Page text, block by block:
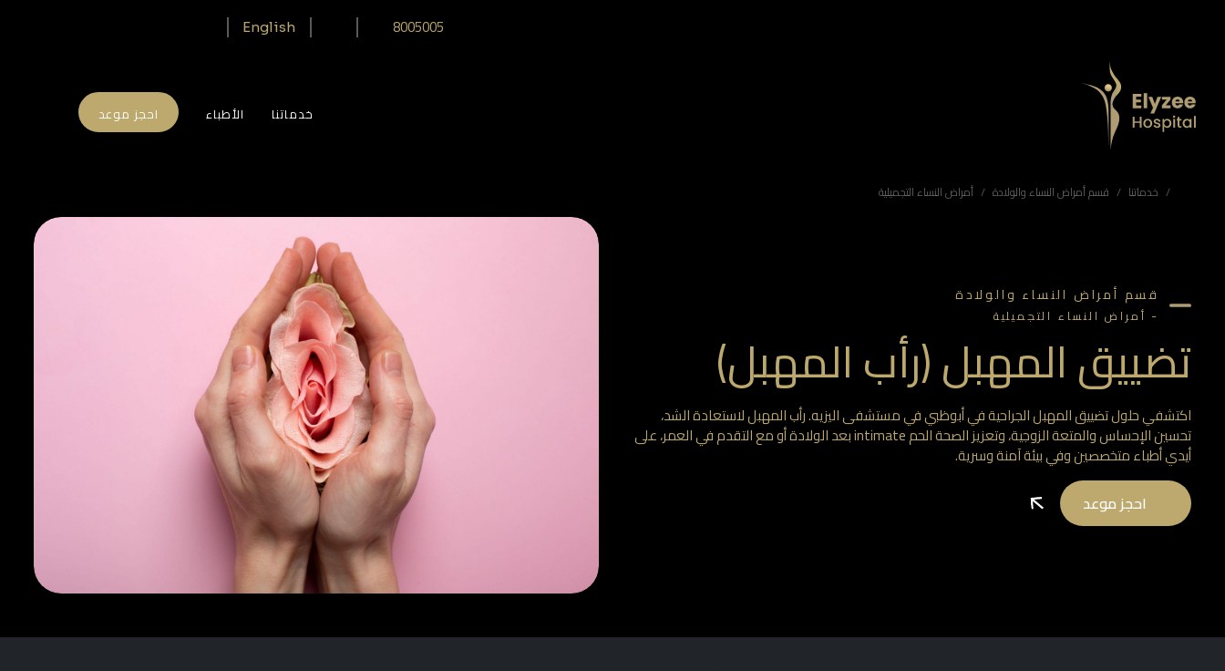
8005005‎
English
خدماتنا الأطباء احجز موعد
خدماتنا قسم أمراض النساء والولادة أمراض النساء التجميلية
قسم أمراض النساء والولادة
- أمراض النساء التجميلية
تضييق المهبل (رأب المهبل)
اكتشفي حلول تضييق المهبل الجراحية في أبوظبي في مستشفى اليزيه. رأب المهبل لاستعادة الشد،
تحسين الإحساس والمتعة الزوجية، وتعزيز الصحة الحم intimate بعد الولادة أو مع التقدم في العمر، على
أيدي أطباء متخصصين وفي بيئة آمنة وسرية.
احجز موعد